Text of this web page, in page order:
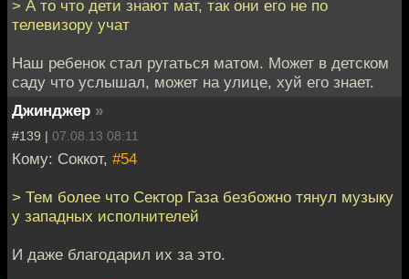
> А то что дети знают мат, так они его не по
телевизору учат
Наш ребенок стал ругаться матом. Может в детском
саду что услышал, может на улице, хуй его знает.
Джинджер »
#139 | 07.08.13 08:11
Кому: Соккот, #54
> Тем более что Сектор Газа безбожно тянул музыку
у западных исполнителей
И даже благодарил их за это.